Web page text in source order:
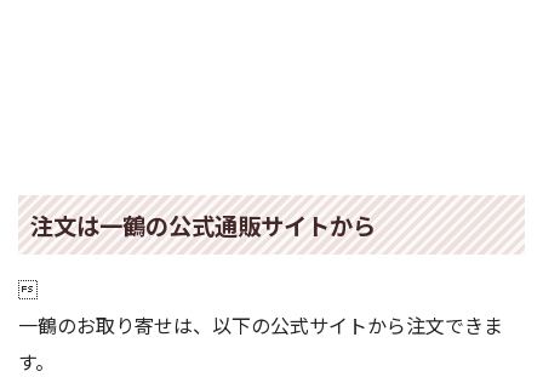
注文は一鶴の公式通販サイトから
一鶴のお取り寄せは、以下の公式サイトから注文できま
す。